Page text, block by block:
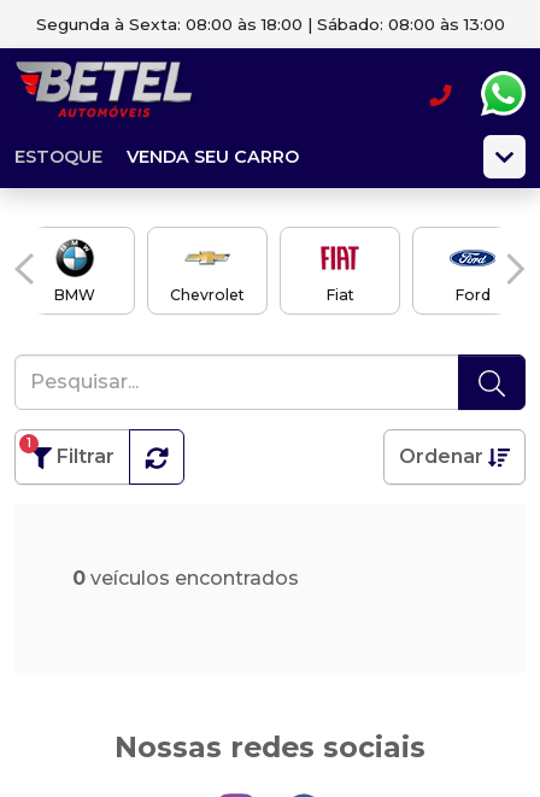
Segunda à Sexta: 08:00 às 18:00 | Sábado: 08:00 às 13:00
ESTOQUE VENDA SEU CARRO
BMW Chevrolet Fiat Ford
Filtrar
1
Ordenar
0 veículos encontrados
Nossas redes sociais